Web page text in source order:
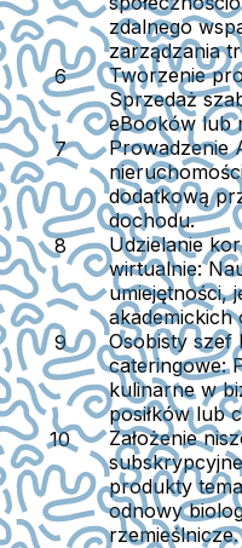
zdalnego
zarządzania
Tworzenie
Sprzedaż
eBooków lub
Prowadzenie
dodatkową
dochodu.
Udzielanie
wirtualnie:
umiejętności,
akademickich
Osobisty szef
cateringowe:
kulinarne w
posiłków lub
Założenie
produkty
odnowy
rzemieślnicze.